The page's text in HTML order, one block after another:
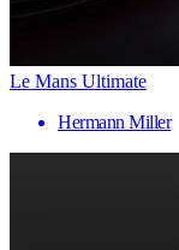
Le Mans Ultimate
Hermann Miller